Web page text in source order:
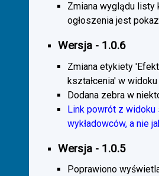
Zmiana wyglądu listy
ogłoszenia jest
Wersja - 1.0.6
Zmiana etykiety
kształcenia' w
Dodana zebra w
Link powrót z widoku
wykładowców, a nie
Wersja - 1.0.5
Poprawiono